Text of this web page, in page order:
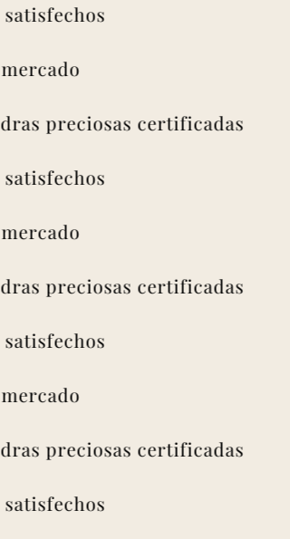
preciosas certificadas
preciosas certificadas
preciosas certificadas